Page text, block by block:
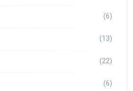
(6)
(13)
(22)
(6)